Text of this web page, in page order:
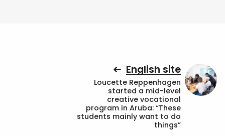
English site
Loucette Reppenhagen
started a mid-level
creative vocational
program in Aruba: “These
students mainly want to do
things”